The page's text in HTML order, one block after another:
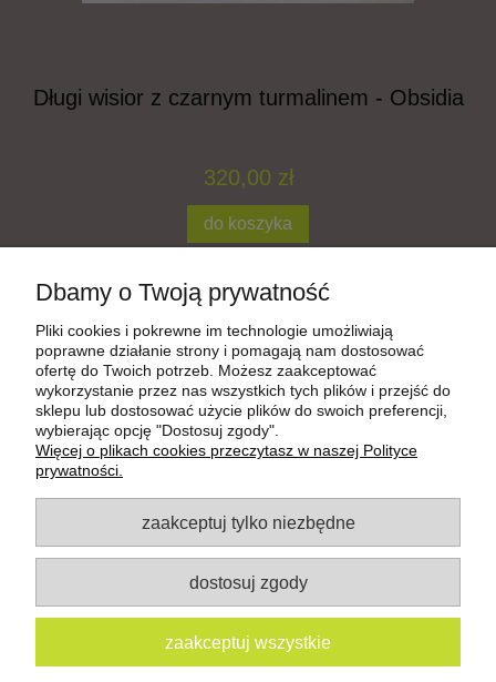
Długi wisior z czarnym turmalinem - Obsidia
320,00 zł
do koszyka
Aktywuj Płatności Shoper
Pomoc
Moje konto
Płatności i dostawa
Informacje
www.instagram.com/art_motyw
Dbamy o Twoją prywatność
Pliki cookies i pokrewne im technologie umożliwiają
poprawne działanie strony i pomagają nam dostosować
ofertę do Twoich potrzeb. Możesz zaakceptować
wykorzystanie przez nas wszystkich tych plików i przejść do
sklepu lub dostosować użycie plików do swoich preferencji,
wybierając opcję "Dostosuj zgody".
Więcej o plikach cookies przeczytasz w naszej Polityce
prywatności.
zaakceptuj tylko niezbędne
dostosuj zgody
zaakceptuj wszystkie